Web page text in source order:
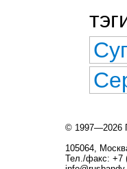
© 1997—2026
105064,
Тел./факс: +7